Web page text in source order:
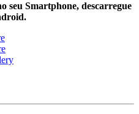
seu Smartphone, descarregue